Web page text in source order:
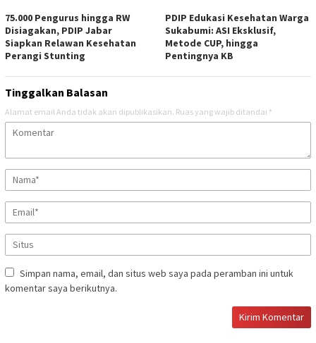
75.000 Pengurus hingga RW
Disiagakan, PDIP Jabar
Siapkan Relawan Kesehatan
Perangi Stunting
PDIP Edukasi Kesehatan Warga
Sukabumi: ASI Eksklusif,
Metode CUP, hingga
Pentingnya KB
Tinggalkan Balasan
Alamat email Anda tidak akan dipublikasikan. Ruas yang wajib ditandai *
Simpan nama, email, dan situs web saya pada peramban ini untuk
komentar saya berikutnya.